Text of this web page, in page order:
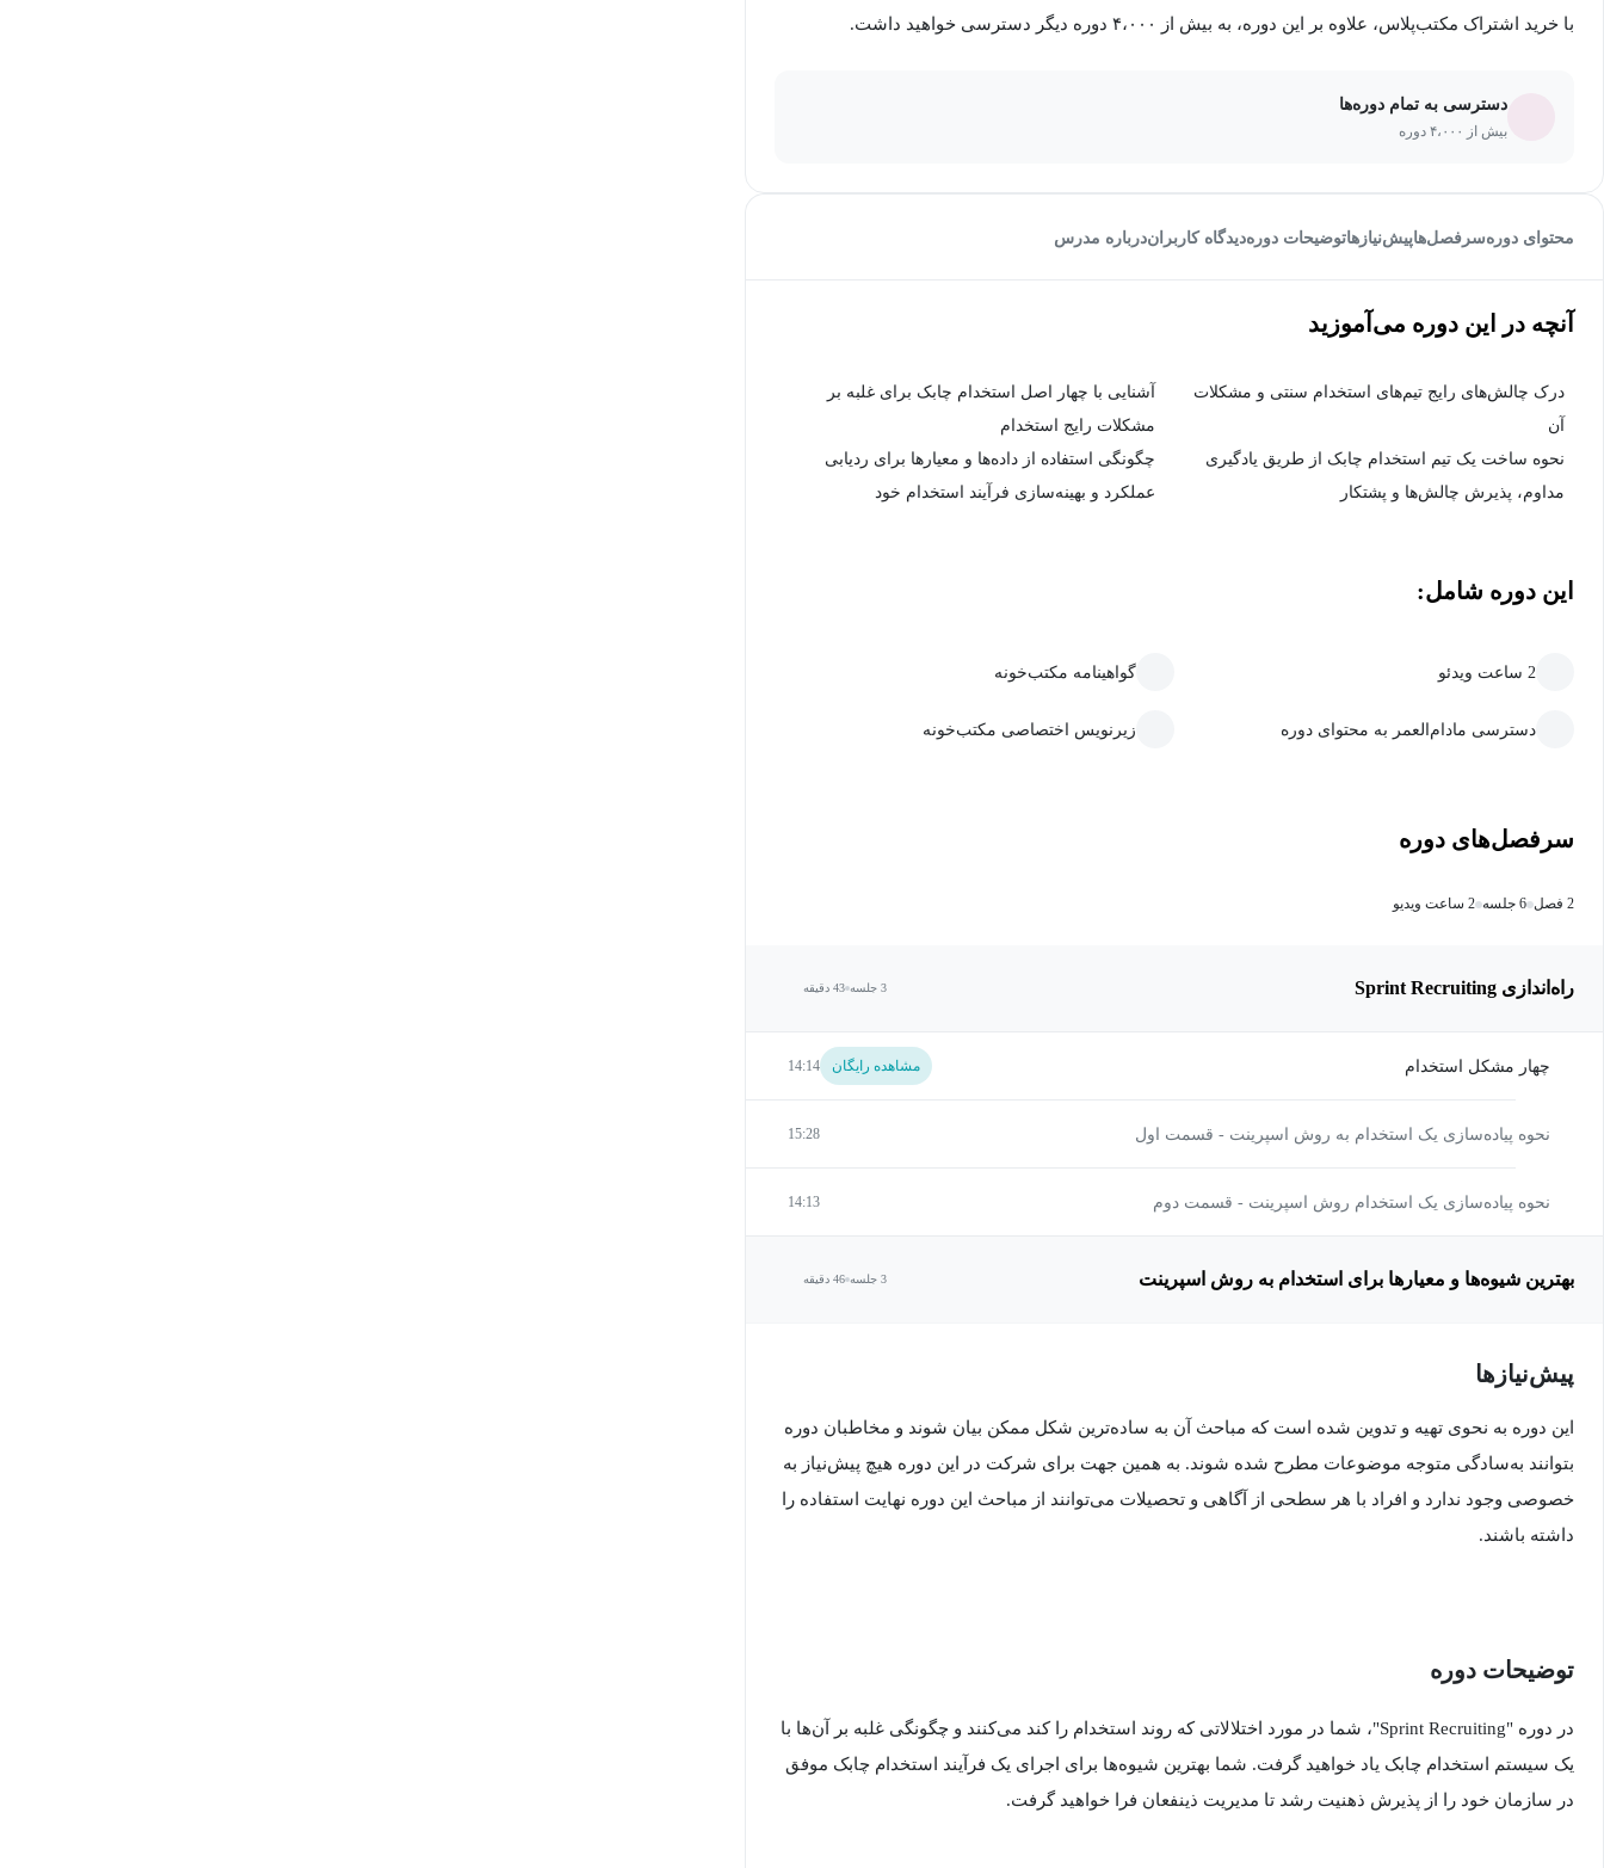
با خرید اشتراک مکتب‌پلاس، علاوه بر این دوره، به بیش از ۴،۰۰۰ دوره دیگر دسترسی خواهید داشت.
دسترسی به تمام دوره‌ها
بیش از ۴،۰۰۰ دوره
محتوای دورهسرفصل‌هاپیش‌نیاز‌هاتوضیحات دورهدیدگاه کاربراندرباره مدرس
آنچه در این دوره می‌آموزید
درک چالش‌های رایج تیم‌های استخدام سنتی و مشکلات
آن
آشنایی با چهار اصل استخدام چابک برای غلبه بر
مشکلات رایج استخدام
نحوه ساخت یک تیم استخدام چابک از طریق یادگیری
مداوم، پذیرش چالش‌ها و پشتکار
چگونگی استفاده از داده‌ها و معیارها برای ردیابی
عملکرد و بهینه‌سازی فرآیند استخدام خود
این دوره شامل:
2 ساعت ویدئو گواهینامه مکتب‌خونه
دسترسی مادام‌العمر به محتوای دوره زیرنویس اختصاصی مکتب‌خونه
سرفصل‌های دوره
2 فصل 6 جلسه 2 ساعت ویدیو
راه‌اندازی Sprint Recruiting 3 جلسه 43 دقیقه
چهار مشکل استخدام مشاهده رایگان 14:14
نحوه پیاده‌سازی یک استخدام به روش اسپرینت - قسمت اول 15:28
نحوه پیاده‌سازی یک استخدام روش اسپرینت - قسمت دوم 14:13
بهترین شیوه‌ها و معیارها برای استخدام به روش اسپرینت 3 جلسه 46 دقیقه
پیش‌نیاز‌ها
این دوره به نحوی تهیه و تدوین شده است که مباحث آن به ساده‌ترین شکل ممکن بیان شوند و مخاطبان دوره
بتوانند به‌سادگی متوجه موضوعات مطرح شده شوند. به همین جهت برای شرکت در این دوره هیچ پیش‌نیاز به
خصوصی وجود ندارد و افراد با هر سطحی از آگاهی و تحصیلات می‌توانند از مباحث این دوره نهایت استفاده را
داشته باشند.
توضیحات دوره
در دوره "Sprint Recruiting"، شما در مورد اختلالاتی که روند استخدام را کند می‌کنند و چگونگی غلبه بر آن‌ها با
یک سیستم استخدام چابک یاد خواهید گرفت. شما بهترین شیوه‌ها برای اجرای یک فرآیند استخدام چابک موفق
در سازمان خود را از پذیرش ذهنیت رشد تا مدیریت ذینفعان فرا خواهید گرفت.